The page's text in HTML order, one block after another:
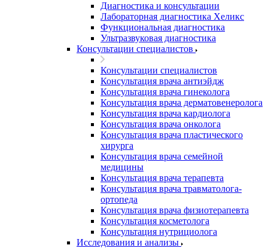
Диагностика и консультации
Лабораторная диагностика Хеликс
Функциональная диагностика
Ультразвуковая диагностика
Консультации специалистов
Консультации специалистов
Консультация врача антиэйдж
Консультация врача гинеколога
Консультация врача дерматовенеролога
Консультация врача кардиолога
Консультация врача онколога
Консультация врача пластического
хирурга
Консультация врача семейной
медицины
Консультация врача терапевта
Консультация врача травматолога-
ортопеда
Консультация врача физиотерапевта
Консультация косметолога
Консультация нутрициолога
Исследования и анализы